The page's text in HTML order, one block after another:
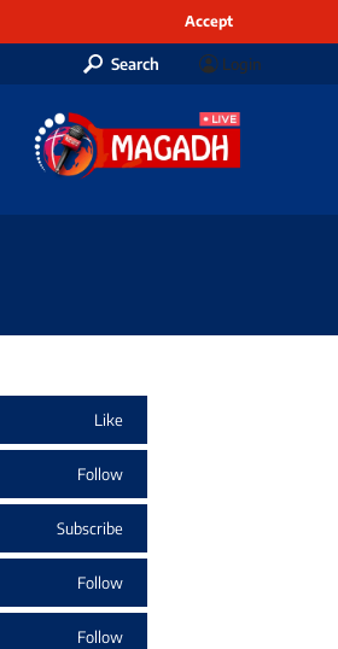
Accept
Search Login
Like
Follow
Subscribe
Follow
Follow